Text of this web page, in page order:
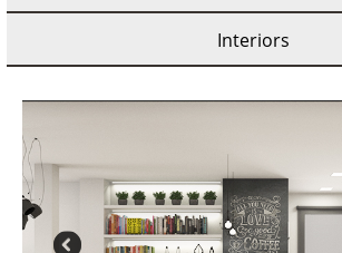
Interiors